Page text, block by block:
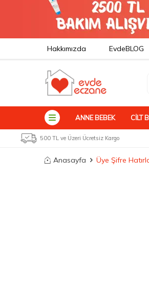
Hakkımızda EvdeBLOG
ANNE BEBEK CILT
500 TL ve Üzeri Ücretsiz Kargo
Anasayfa Üye Şifre